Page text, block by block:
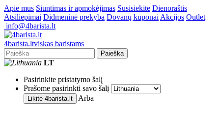
Apie mus Siuntimas ir apmokėjimas Susisiekite Dienoraštis
Atsiliepimai Didmeninė prekyba Dovanų kuponai Akcijos Outlet
info@4barista.lt
4barista.ltviskas baristams
Paieška
LT
Pasirinkite pristatymo šalį
Prašome pasirinkti savo šalį
Likite 4barista.lt Arba